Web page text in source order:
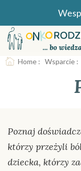
Poznaj
którzy przeżyli
dziecka, którzy
Home : Wsparcie :